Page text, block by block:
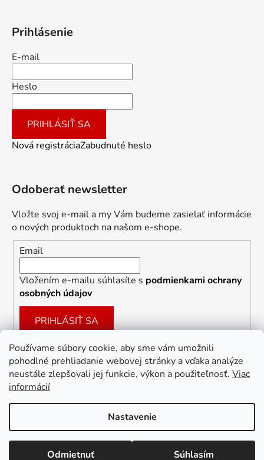
Používame súbory cookie, aby sme vám umožnili
pohodlné prehliadanie webovej stránky a vďaka analýze
neustále zlepšovali jej funkcie, výkon a použiteľnosť. Viac
informácií
Nastavenie
Odmietnuť Súhlasím
Prihlásenie
E-mail
Heslo
PRIHLÁSIŤ SA
Nová registráciaZabudnuté heslo
Odoberať newsletter
Vložte svoj e-mail a my Vám budeme zasielať informácie
o nových produktoch na našom e-shope.
Email
Vložením e-mailu súhlasíte s podmienkami ochrany
osobných údajov
PRIHLÁSIŤ SA
Facebook
Vytvoril Shoptet